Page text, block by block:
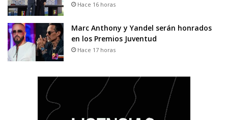
Hace 16 horas
Marc Anthony y Yandel serán honrados
en los Premios Juventud
Hace 17 horas